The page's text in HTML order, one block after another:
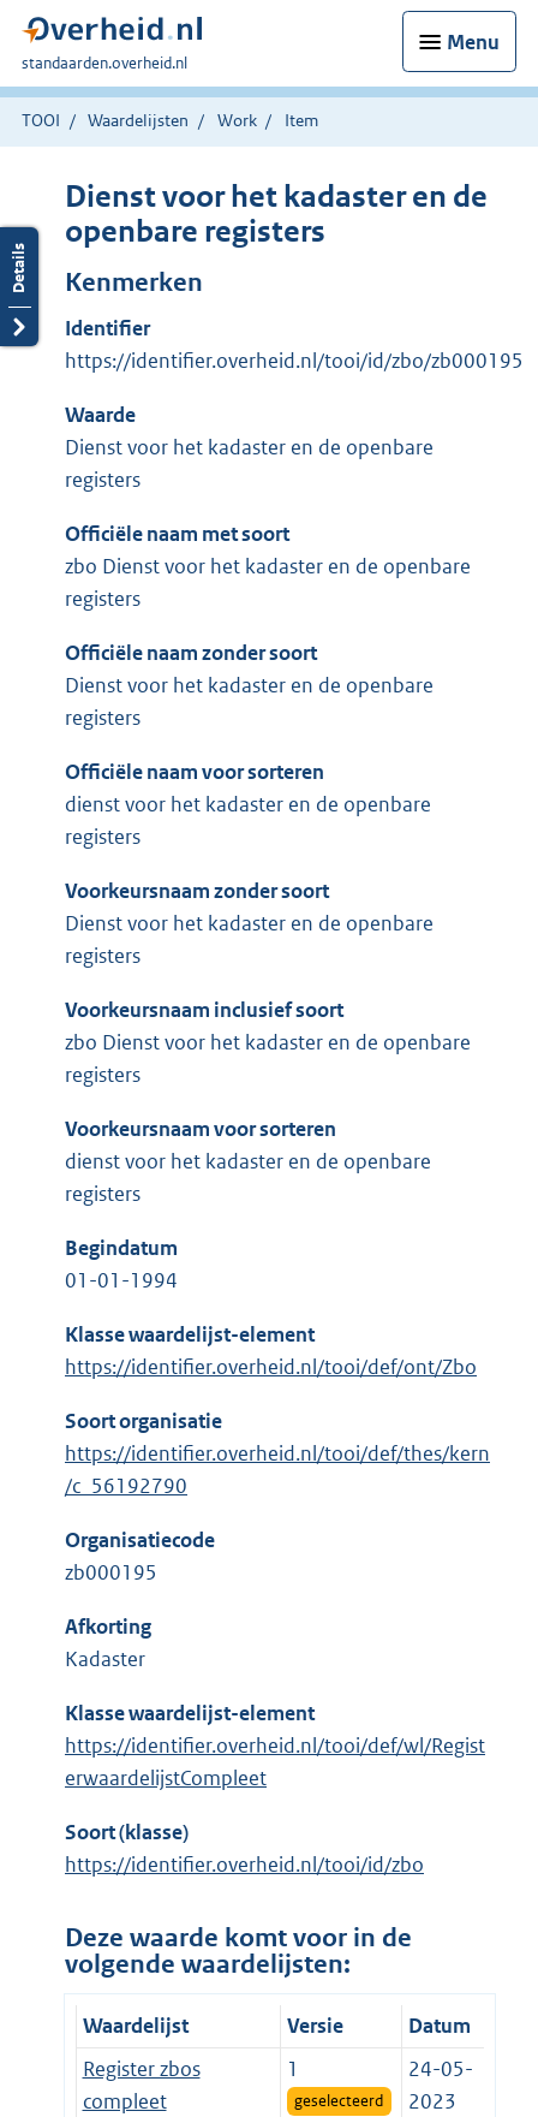
Menu
U
bent
hier:
standaarden.overheid.nl
TOOI Waardelijsten Work Item
Dienst voor het kadaster en de
openbare registers
Kenmerken
Identifier
https://identifier.overheid.nl/tooi/id/zbo/zb000195
Waarde
Dienst voor het kadaster en de openbare
registers
Officiële naam met soort
zbo Dienst voor het kadaster en de openbare
registers
Officiële naam zonder soort
Dienst voor het kadaster en de openbare
registers
Officiële naam voor sorteren
dienst voor het kadaster en de openbare
registers
Voorkeursnaam zonder soort
Dienst voor het kadaster en de openbare
registers
Voorkeursnaam inclusief soort
zbo Dienst voor het kadaster en de openbare
registers
Voorkeursnaam voor sorteren
dienst voor het kadaster en de openbare
registers
Begindatum
01-01-1994
Klasse waardelijst-element
https://identifier.overheid.nl/tooi/def/ont/Zbo
Soort organisatie
https://identifier.overheid.nl/tooi/def/thes/kern
/c_56192790
Organisatiecode
zb000195
Afkorting
Kadaster
Klasse waardelijst-element
https://identifier.overheid.nl/tooi/def/wl/Regist
erwaardelijstCompleet
Soort (klasse)
https://identifier.overheid.nl/tooi/id/zbo
Deze waarde komt voor in de
volgende waardelijsten:
Waardelijst Versie
Datum
Register zbos
compleet
1
geselecteerd
24-05-
2023